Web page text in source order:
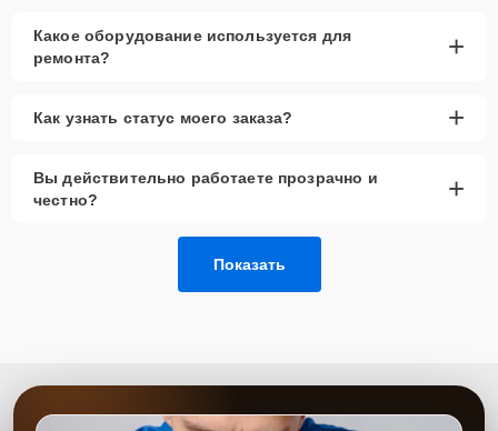
Какое оборудование используется для
ремонта?
+
Как узнать статус моего заказа? +
Вы действительно работаете прозрачно и
честно?
+
Показать